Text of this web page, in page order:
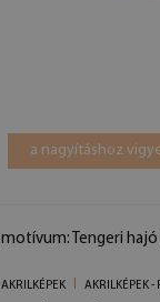
a nagyításhoz
motívum: Tengeri
AKRILKÉPEK AKRILKÉPEK -